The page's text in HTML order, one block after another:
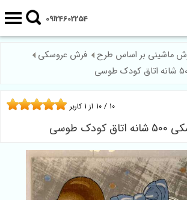
09124602254
ماشینی بر اساس طرح
فرش عروسکی
طوسی
10 / 10 از 1کاربر